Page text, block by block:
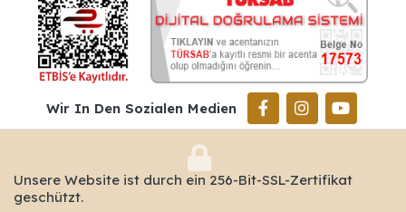
Wir In Den Sozialen Medien
Unsere Website ist durch ein 256-Bit-SSL-Zertifikat
geschützt.